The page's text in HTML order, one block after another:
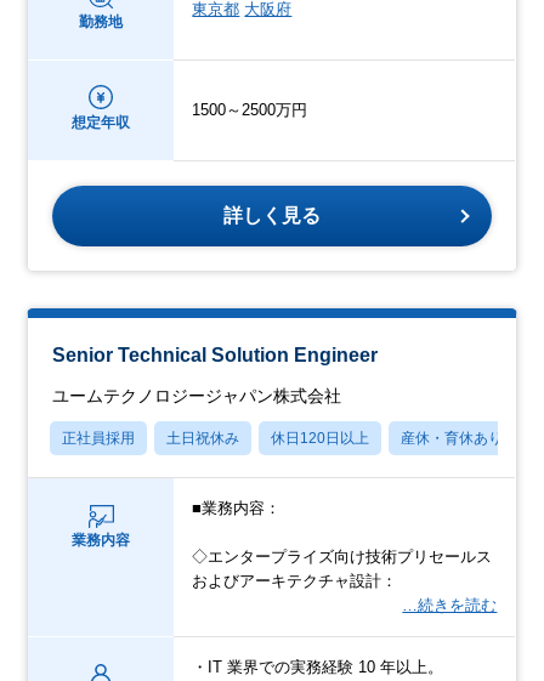
勤務地
東京都 大阪府
想定年収
1500～2500万円
詳しく見る
Senior Technical Solution Engineer
ユームテクノロジージャパン株式会社
正社員採用 土日祝休み 休日120日以上 産休・育休あり
業務内容
■業務内容：
◇エンタープライズ向け技術プリセールス
およびアーキテクチャ設計：
…続きを読む
・IT 業界での実務経験 10 年以上。